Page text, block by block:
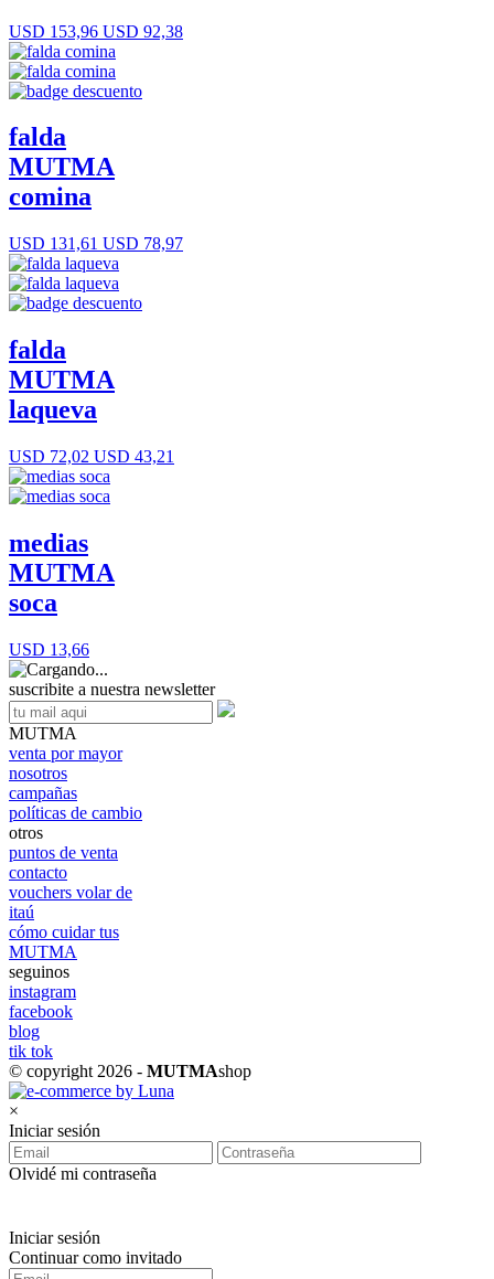
USD 153,96 USD 92,38
falda
MUTMA
comina
USD 131,61 USD 78,97
falda
MUTMA
laqueva
USD 72,02 USD 43,21
medias
MUTMA
soca
USD 13,66
suscribite a nuestra newsletter
MUTMA
venta por mayor
nosotros
campañas
políticas de cambio
otros
puntos de venta
contacto
vouchers volar de
itaú
cómo cuidar tus
MUTMA
seguinos
instagram
facebook
blog
tik tok
© copyright 2026 - MUTMAshop
×
Iniciar sesión
Olvidé mi contraseña
Iniciar sesión
Continuar como invitado